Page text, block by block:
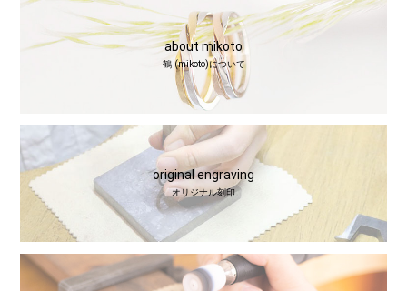
about mikoto
鶴 (mikoto)について
original engraving
オリジナル刻印